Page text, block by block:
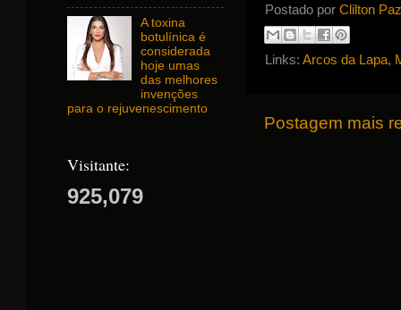
Postado por Clilton Paz
Links: Arcos da Lapa,
Postagem mais
A toxina
botulínica é
considerada
hoje umas
das melhores
invenções
para o rejuvenescimento
Visitante:
925,079